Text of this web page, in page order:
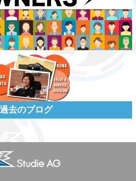
過去のブログ